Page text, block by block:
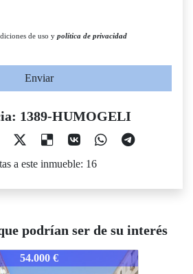
de uso y política de privacidad
Enviar
1389-HUMOGELI
a este inmueble: 16
podrían ser de su interés
80.700 €